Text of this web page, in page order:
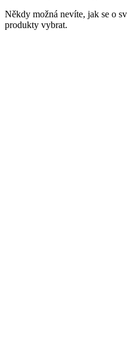
Někdy možná nevíte, jak se o
produkty vybrat.